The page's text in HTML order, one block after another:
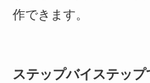
作できます。
ステップバイステッ